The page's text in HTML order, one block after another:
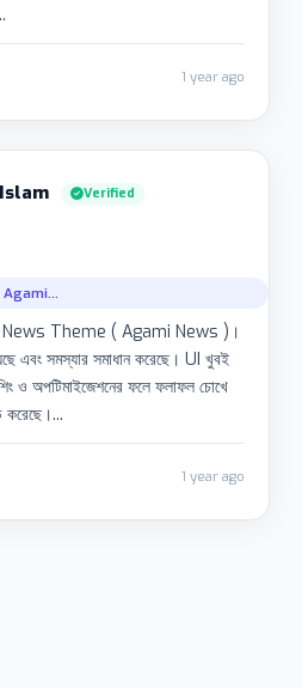
1 year ago
Verified
News Theme ( Agami News )।
এবং সমস্যার সমাধান করেছে। UI খুবই
ও অপটিমাইজেশনের ফলে ফলাফল চোখে
করেছে।...
1 year ago